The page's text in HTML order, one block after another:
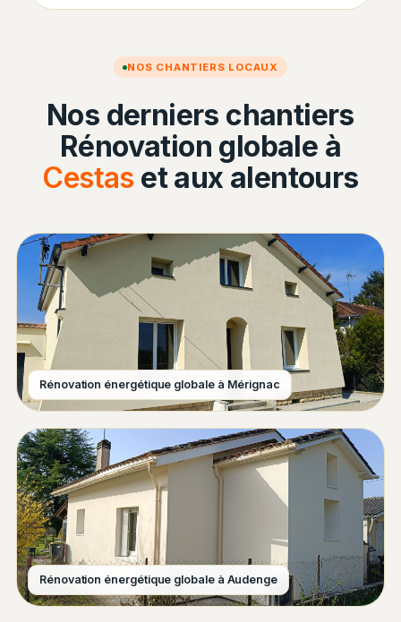
NOS CHANTIERS LOCAUX
Nos derniers chantiers
Rénovation globale à
Cestas et aux alentours
Rénovation énergétique globale à Mérignac
Rénovation énergétique globale à Audenge